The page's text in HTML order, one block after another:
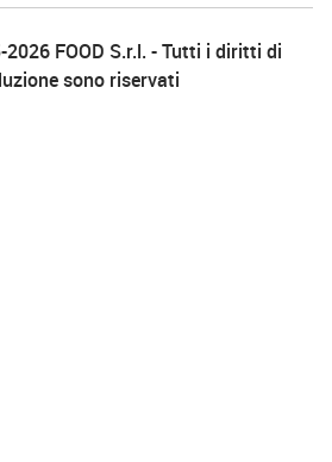
FOOD S.r.l. - Tutti i diritti di
sono riservati